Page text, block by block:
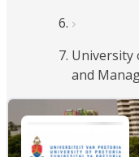
University
and